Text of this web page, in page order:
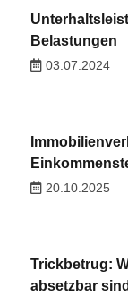
Belastungen
03.07.2024
20.10.2025
Trickbetrug:
absetzbar sind